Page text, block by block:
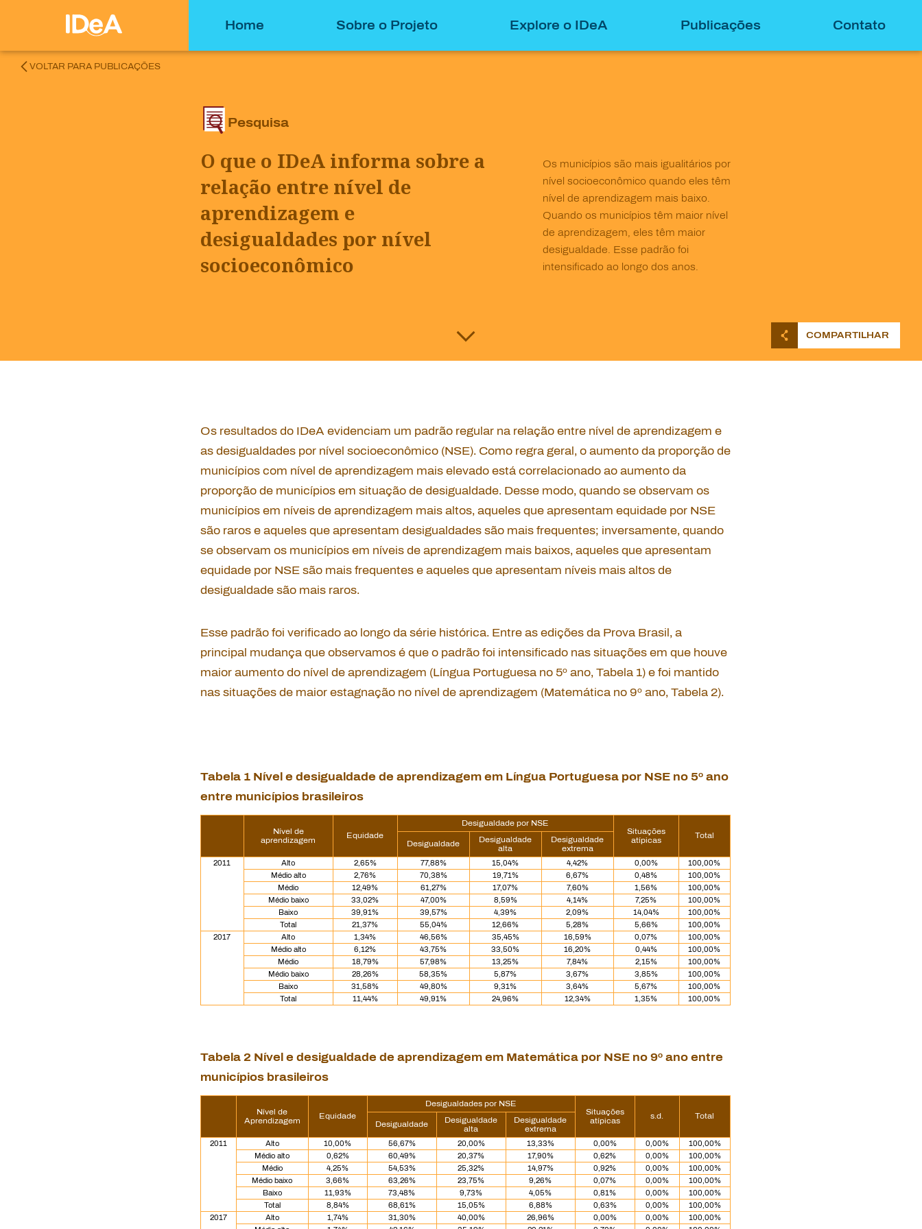
Home Sobre o Projeto Explore o IDeA Publicações Contato
VOLTAR PARA PUBLICAÇÕES
Pesquisa
O que o IDeA informa sobre a
relação entre nível de
aprendizagem e
desigualdades por nível
socioeconômico
Os municípios são mais igualitários por
nível socioeconômico quando eles têm
nível de aprendizagem mais baixo.
Quando os municípios têm maior nível
de aprendizagem, eles têm maior
desigualdade. Esse padrão foi
intensificado ao longo dos anos.
COMPARTILHAR
Os resultados do IDeA evidenciam um padrão regular na relação entre nível de aprendizagem e
as desigualdades por nível socioeconômico (NSE). Como regra geral, o aumento da proporção de
municípios com nível de aprendizagem mais elevado está correlacionado ao aumento da
proporção de municípios em situação de desigualdade. Desse modo, quando se observam os
municípios em níveis de aprendizagem mais altos, aqueles que apresentam equidade por NSE
são raros e aqueles que apresentam desigualdades são mais frequentes; inversamente, quando
se observam os municípios em níveis de aprendizagem mais baixos, aqueles que apresentam
equidade por NSE são mais frequentes e aqueles que apresentam níveis mais altos de
desigualdade são mais raros.
Esse padrão foi verificado ao longo da série histórica. Entre as edições da Prova Brasil, a
principal mudança que observamos é que o padrão foi intensificado nas situações em que houve
maior aumento do nível de aprendizagem (Língua Portuguesa no 5º ano, Tabela 1) e foi mantido
nas situações de maior estagnação no nível de aprendizagem (Matemática no 9º ano, Tabela 2).
Tabela 1 Nível e desigualdade de aprendizagem em Língua Portuguesa por NSE no 5ºano
entre municípios brasileiros
Nível de
aprendizagem
Equidade
Desigualdade por NSE
Situações
atípicas
Total
Desigualdade
Desigualdade
alta
Desigualdade
extrema
2011 Alto 2,65% 77,88% 15,04% 4,42% 0,00%
100,00%
Médio alto
2,76% 70,38% 19,71% 6,67% 0,48%
100,00%
Médio
12,49% 61,27% 17,07% 7,60% 1,56%
100,00%
Médio baixo
33,02% 47,00% 8,59% 4,14% 7,25%
100,00%
Baixo
39,91% 39,57% 4,39% 2,09% 14,04%
100,00%
Total
21,37% 55,04% 12,66% 5,28% 5,66%
100,00%
2017
Alto 1,34% 46,56% 35,45% 16,59% 0,07%
100,00%
Médio alto
6,12% 43,75% 33,50% 16,20% 0,44%
100,00%
Médio
18,79% 57,98% 13,25% 7,84% 2,15%
100,00%
Médio baixo
28,26% 58,35% 5,87% 3,67% 3,85%
100,00%
Baixo
31,58% 49,80% 9,31% 3,64% 5,67%
100,00%
Total
11,44% 49,91% 24,96% 12,34% 1,35% 100,00%
Tabela 2 Nível e desigualdade de aprendizagem em Matemática por NSE no 9ºano entre
municípios brasileiros
Nível de
Aprendizagem
Equidade
Desigualdades por NSE
Situações
atípicas
s.d.
Total
Desigualdade
Desigualdade
alta
Desigualdade
extrema
2011 Alto 10,00% 56,67% 20,00% 13,33% 0,00% 0,00%
100,00%
Médio alto
0,62% 60,49% 20,37% 17,90% 0,62% 0,00%
100,00%
Médio
4,25% 54,53% 25,32% 14,97% 0,92% 0,00%
100,00%
Médio baixo
3,66% 63,26% 23,75% 9,26% 0,07% 0,00%
100,00%
Baixo
11,93% 73,48% 9,73% 4,05% 0,81% 0,00%
100,00%
Total
8,84% 68,61% 15,05% 6,88% 0,63% 0,00%
100,00%
2017
Alto 1,74% 31,30% 40,00% 26,96% 0,00% 0,00%
100,00%